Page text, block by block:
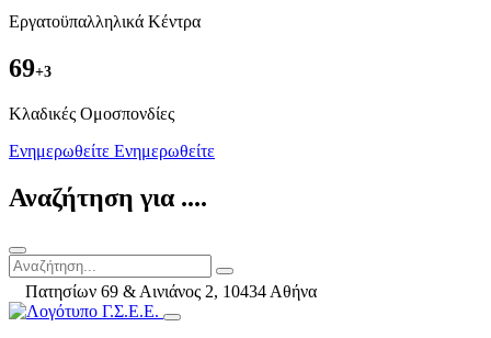
Εργατοϋπαλληλικά Κέντρα
69+3
Kλαδικές Ομοσπονδίες
Ενημερωθείτε Ενημερωθείτε
Αναζήτηση για ....
Πατησίων 69 & Αινιάνος 2, 10434 Αθήνα